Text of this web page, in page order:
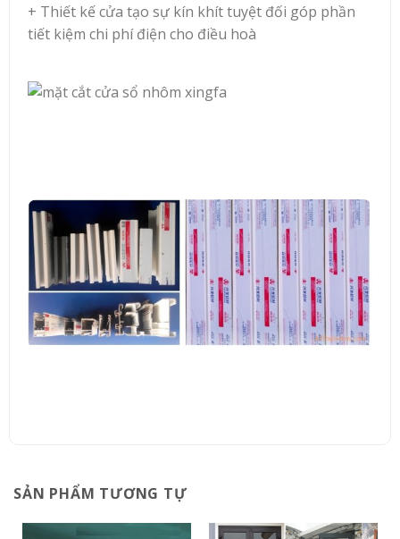
+ Thiết kế cửa tạo sự kín khít tuyệt đối góp phần
tiết kiệm chi phí điện cho điều hoà
SẢN PHẨM TƯƠNG TỰ